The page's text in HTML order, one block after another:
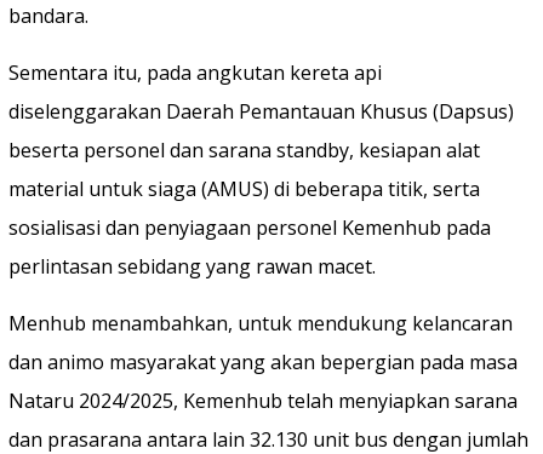
bandara.
Sementara itu, pada angkutan kereta api
diselenggarakan Daerah Pemantauan Khusus (Dapsus)
beserta personel dan sarana standby, kesiapan alat
material untuk siaga (AMUS) di beberapa titik, serta
sosialisasi dan penyiagaan personel Kemenhub pada
perlintasan sebidang yang rawan macet.
Menhub menambahkan, untuk mendukung kelancaran
dan animo masyarakat yang akan bepergian pada masa
Nataru 2024/2025, Kemenhub telah menyiapkan sarana
dan prasarana antara lain 32.130 unit bus dengan jumlah